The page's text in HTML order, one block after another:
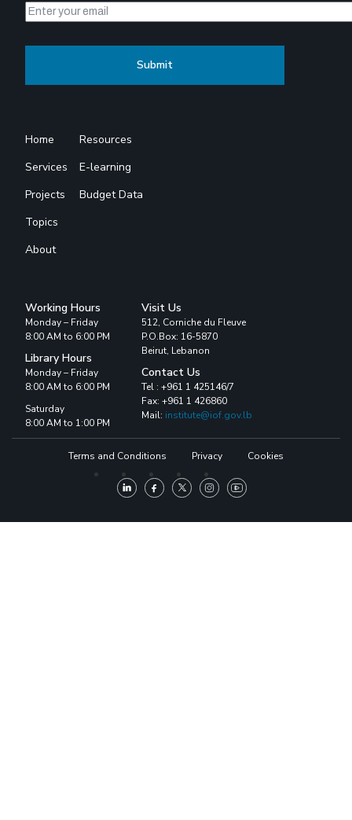
Home
Services
Projects
Topics
About
Resources
E-learning
Budget Data
Working Hours
Monday – Friday
8:00 AM to 6:00 PM
Library Hours
Monday – Friday
8:00 AM to 6:00 PM
Saturday
8:00 AM to 1:00 PM
Visit Us
512, Corniche du Fleuve
P.O.Box: 16-5870
Beirut, Lebanon
Contact Us
Tel : +961 1 425146/7
Fax: +961 1 426860
Mail: institute@iof.gov.lb
Terms and Conditions Privacy Cookies